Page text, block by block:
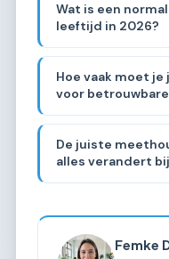
Wat is een
leeftijd in 2026?
Hoe vaak moet
voor
De juiste
alles verandert
Femke